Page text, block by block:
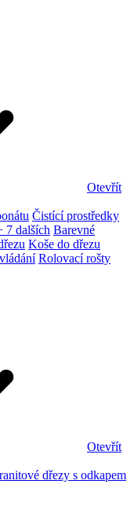
Otevřít
Čistící prostředky
7 dalších Barevné
Koše do dřezu
Rolovací rošty
Otevřít
dřezy s odkapem